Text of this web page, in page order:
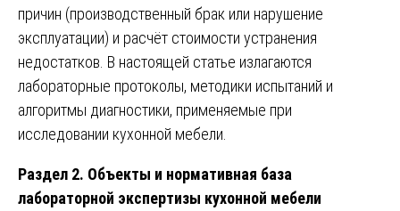
причин (производственный брак или нарушение
эксплуатации) и расчёт стоимости устранения
недостатков. В настоящей статье излагаются
лабораторные протоколы, методики испытаний и
алгоритмы диагностики, применяемые при
исследовании кухонной мебели.
Раздел 2. Объекты и нормативная база
лабораторной экспертизы кухонной мебели